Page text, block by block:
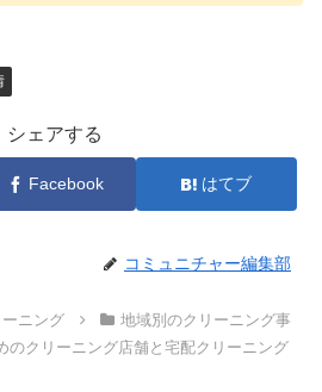
シェアする
Facebook はてブ
コミュニチャー編集部
ニング
地域別のクリーニング事
のクリーニング店舗と宅配クリーニング